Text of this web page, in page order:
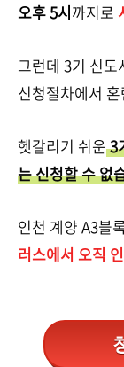
오후 5시까지로
그런데 3기 신
신청절차에서
헷갈리기 쉬운3
는 신청할 수 없
인천 계양 A3블
러스에서 오직